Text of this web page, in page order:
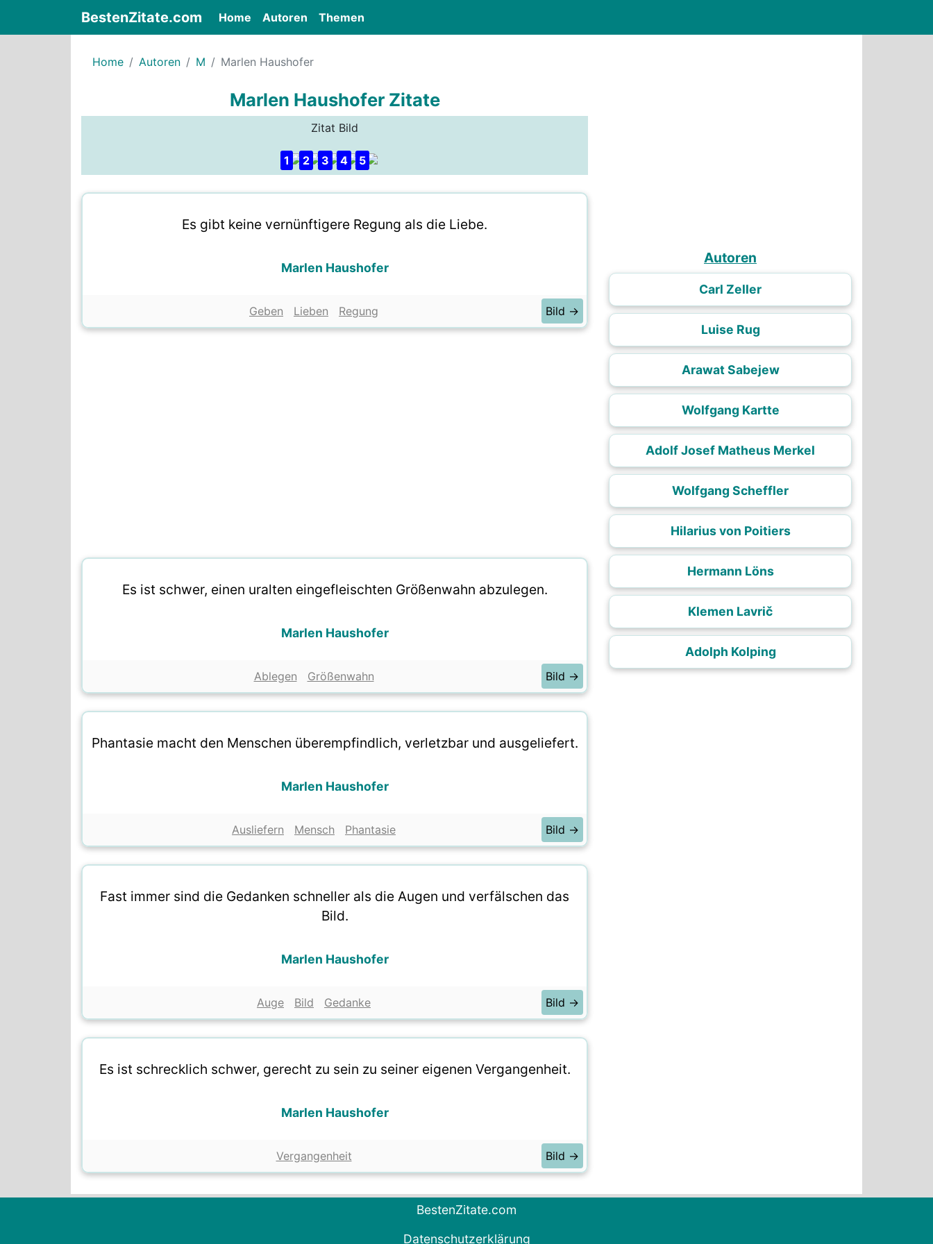
BestenZitate.com Home (current)
Autoren Themen
Home Autoren M Marlen Haushofer
Marlen Haushofer Zitate
Zitat Bild
1 2 3 4 5
Es gibt keine vernünftigere Regung als die Liebe.
Marlen Haushofer
Geben Lieben Regung Bild →
Es ist schwer, einen uralten eingefleischten Größenwahn abzulegen.
Marlen Haushofer
Ablegen Größenwahn Bild →
Phantasie macht den Menschen überempfindlich, verletzbar und ausgeliefert.
Marlen Haushofer
Ausliefern Mensch Phantasie Bild →
Fast immer sind die Gedanken schneller als die Augen und verfälschen das
Bild.
Marlen Haushofer
Auge Bild Gedanke Bild →
Es ist schrecklich schwer, gerecht zu sein zu seiner eigenen Vergangenheit.
Marlen Haushofer
Vergangenheit Bild →
Autoren
Carl Zeller
Luise Rug
Arawat Sabejew
Wolfgang Kartte
Adolf Josef Matheus Merkel
Wolfgang Scheffler
Hilarius von Poitiers
Hermann Löns
Klemen Lavrič
Adolph Kolping
BestenZitate.com
Datenschutzerklärung